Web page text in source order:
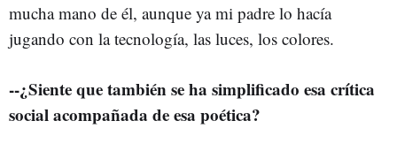
mucha mano de él, aunque ya mi padre lo hacía
jugando con la tecnología, las luces, los colores.
--¿Siente que también se ha simplificado esa crítica
social acompañada de esa poética?